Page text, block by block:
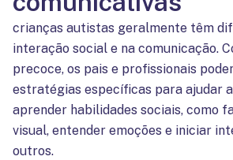
crianças autistas geralmente têm
interação social e na comunicação.
precoce, os pais e profissionais
estratégias específicas para ajudar
aprender habilidades sociais, como
visual, entender emoções e iniciar
outros.